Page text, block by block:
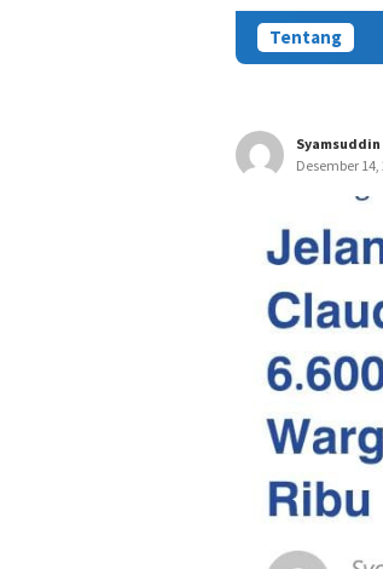
Tentang
Desember 14,